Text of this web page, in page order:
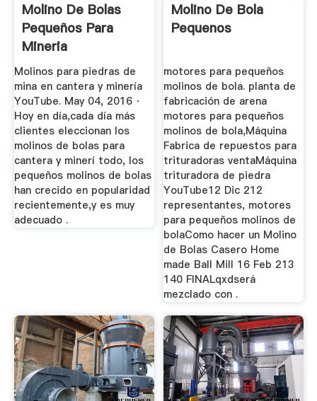
Molino De Bolas
Pequeños Para
Mineria
Molinos para piedras de
mina en cantera y minería
YouTube. May 04, 2016 ·
Hoy en día,cada día más
clientes eleccionan los
molinos de bolas para
cantera y minerí todo, los
pequeños molinos de bolas
han crecido en popularidad
recientemente,y es muy
adecuado .
Molino De Bola
Pequenos
motores para pequeños
molinos de bola. planta de
fabricación de arena
motores para pequeños
molinos de bola,Máquina
Fabrica de repuestos para
trituradoras ventaMáquina
trituradora de piedra
YouTube12 Dic 212
representantes, motores
para pequeños molinos de
bolaComo hacer un Molino
de Bolas Casero Home
made Ball Mill 16 Feb 213
140 FINALqxdserá
mezclado con .